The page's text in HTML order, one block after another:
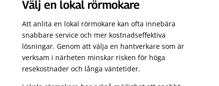
Välj en lokal rörmokare
Att anlita en lokal rörmokare kan ofta innebära
snabbare service och mer kostnadseffektiva
lösningar. Genom att välja en hantverkare som är
verksam i närheten minskar risken för höga
resekostnader och långa väntetider.